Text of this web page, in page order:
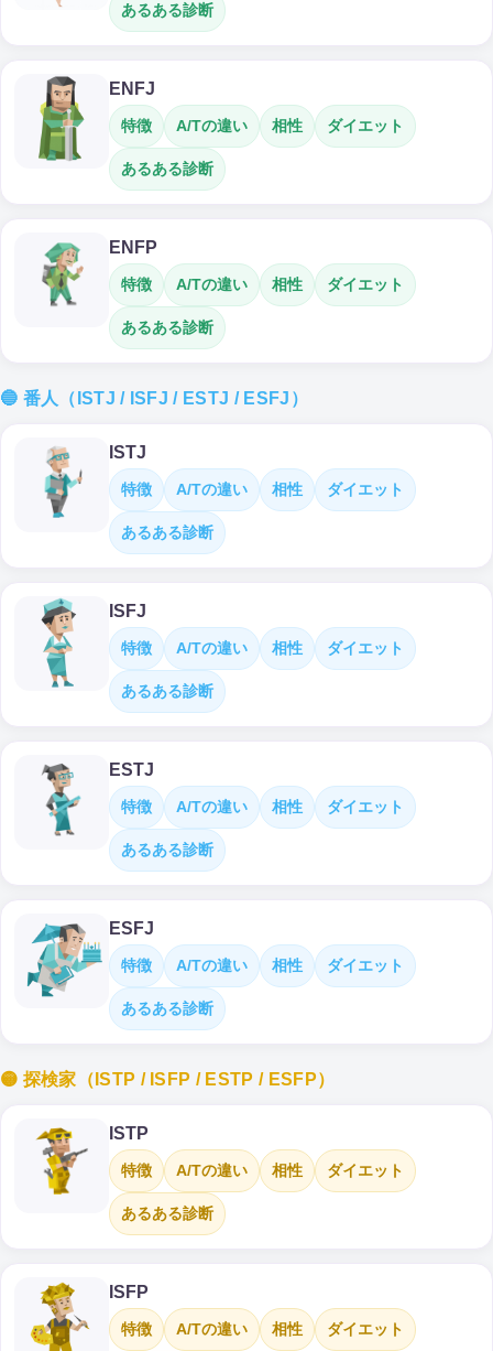
あるある診断
ENFJ
特徴 A/Tの違い 相性 ダイエット
あるある診断
ENFP
特徴 A/Tの違い 相性 ダイエット
あるある診断
🔵 番人（ISTJ / ISFJ / ESTJ / ESFJ）
ISTJ
特徴 A/Tの違い 相性 ダイエット
あるある診断
ISFJ
特徴 A/Tの違い 相性 ダイエット
あるある診断
ESTJ
特徴 A/Tの違い 相性 ダイエット
あるある診断
ESFJ
特徴 A/Tの違い 相性 ダイエット
あるある診断
🟡 探検家（ISTP / ISFP / ESTP / ESFP）
ISTP
特徴 A/Tの違い 相性 ダイエット
あるある診断
ISFP
特徴 A/Tの違い 相性 ダイエット